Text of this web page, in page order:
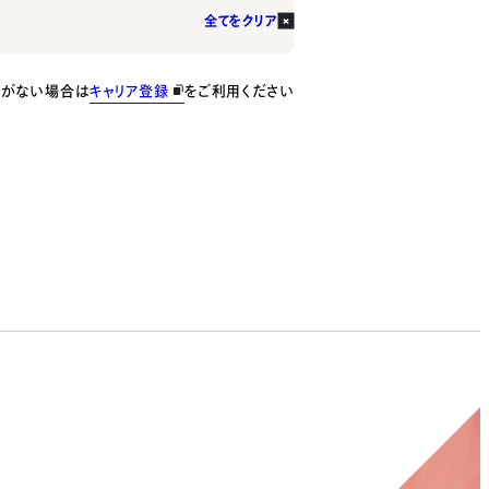
全てをクリア
ない場合はキャリア登録 をご利用ください